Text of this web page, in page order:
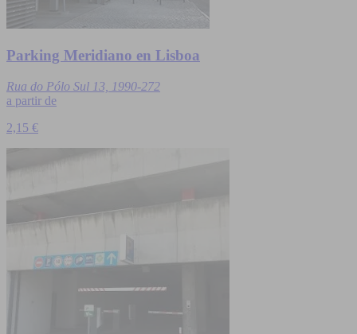
Parking Meridiano en Lisboa
Rua do Pólo Sul 13, 1990-272
a partir de
2,15 €